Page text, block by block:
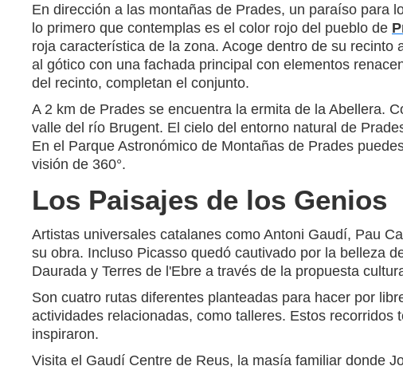
En dirección a las montañas de Prades, un paraíso para
lo primero que contemplas es el color rojo del pueblo de
roja característica de la zona. Acoge dentro de su
al gótico con una fachada principal con elementos
del recinto, completan el conjunto.
A 2 km de Prades se encuentra la ermita de la Abellera.
valle del río Brugent. El cielo del entorno natural de
En el Parque Astronómico de Montañas de Prades
visión de 360°.
Los Paisajes de los Genios
Artistas universales catalanes como Antoni Gaudí, Pau
su obra. Incluso Picasso quedó cautivado por la belleza
Daurada y Terres de l'Ebre a través de la propuesta
Son cuatro rutas diferentes planteadas para hacer por
actividades relacionadas, como talleres. Estos
inspiraron.
Visita el Gaudí Centre de Reus, la masía familiar donde